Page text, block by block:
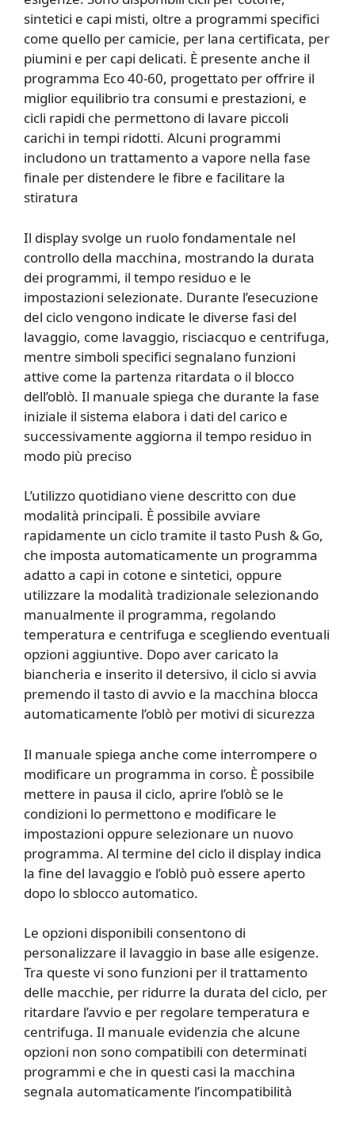
sintetici e capi misti, oltre a programmi specifici
come quello per camicie, per lana certificata, per
piumini e per capi delicati. È presente anche il
programma Eco 40-60, progettato per offrire il
miglior equilibrio tra consumi e prestazioni, e
cicli rapidi che permettono di lavare piccoli
carichi in tempi ridotti. Alcuni programmi
includono un trattamento a vapore nella fase
finale per distendere le fibre e facilitare la
stiratura
Il display svolge un ruolo fondamentale nel
controllo della macchina, mostrando la durata
dei programmi, il tempo residuo e le
impostazioni selezionate. Durante l’esecuzione
del ciclo vengono indicate le diverse fasi del
lavaggio, come lavaggio, risciacquo e centrifuga,
mentre simboli specifici segnalano funzioni
attive come la partenza ritardata o il blocco
dell’oblò. Il manuale spiega che durante la fase
iniziale il sistema elabora i dati del carico e
successivamente aggiorna il tempo residuo in
modo più preciso
L’utilizzo quotidiano viene descritto con due
modalità principali. È possibile avviare
rapidamente un ciclo tramite il tasto Push & Go,
che imposta automaticamente un programma
adatto a capi in cotone e sintetici, oppure
utilizzare la modalità tradizionale selezionando
manualmente il programma, regolando
temperatura e centrifuga e scegliendo eventuali
opzioni aggiuntive. Dopo aver caricato la
biancheria e inserito il detersivo, il ciclo si avvia
premendo il tasto di avvio e la macchina blocca
automaticamente l’oblò per motivi di sicurezza
Il manuale spiega anche come interrompere o
modificare un programma in corso. È possibile
mettere in pausa il ciclo, aprire l’oblò se le
condizioni lo permettono e modificare le
impostazioni oppure selezionare un nuovo
programma. Al termine del ciclo il display indica
la fine del lavaggio e l’oblò può essere aperto
dopo lo sblocco automatico.
Le opzioni disponibili consentono di
personalizzare il lavaggio in base alle esigenze.
Tra queste vi sono funzioni per il trattamento
delle macchie, per ridurre la durata del ciclo, per
ritardare l’avvio e per regolare temperatura e
centrifuga. Il manuale evidenzia che alcune
opzioni non sono compatibili con determinati
programmi e che in questi casi la macchina
segnala automaticamente l’incompatibilità